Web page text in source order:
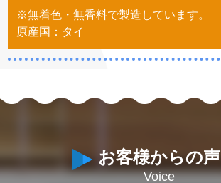
※無着色・無香料で製造しています。
原産国：タイ
お客様からの声
Voice